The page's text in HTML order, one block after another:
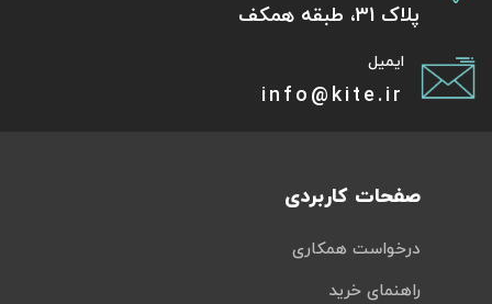
پلاک 31، طبقه همکف
ایمیل
info@kite.ir
صفحات کاربردی
درخواست همکاری
راهنمای خرید